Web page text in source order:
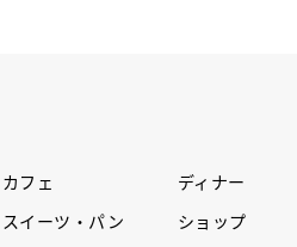
カフェ ディナー
スイーツ・パン ショップ